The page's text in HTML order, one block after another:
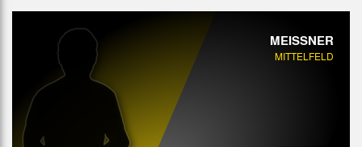
MEISSNER
MITTELFELD